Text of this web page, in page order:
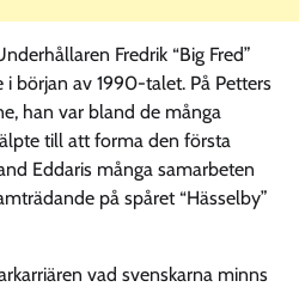
Fredrik “Big Fred”
i början av 1990-talet. På Petters
han var bland de många
till att forma den första
Eddaris många samarbeten
på spåret “Hässelby”
vad svenskarna minns